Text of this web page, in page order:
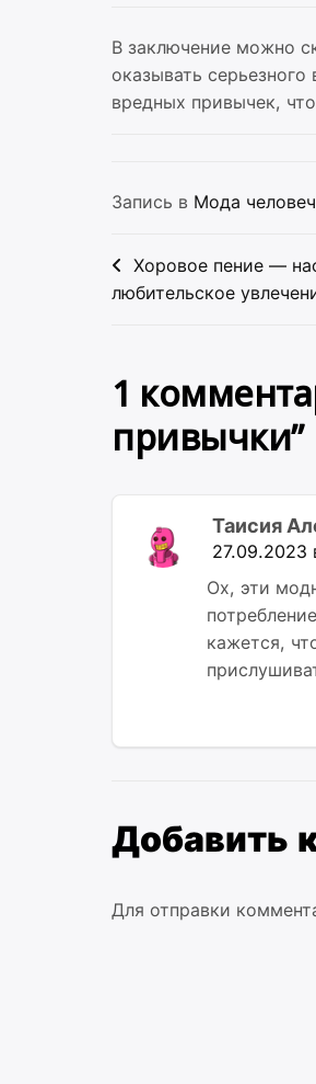
В заключение можно
оказывать
вредных привычек,
Запись в Мода
Навигация
по
Хоровое пение —
любительское
1
привычки”
Таисия
27.09.2023
Ох, эти
кажется,
Добавить
Для отправки